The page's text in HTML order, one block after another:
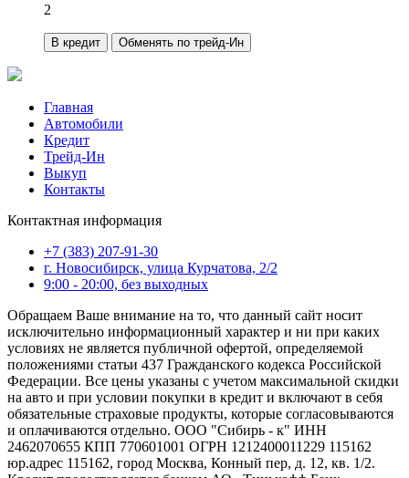
2
В кредит Обменять по трейд-Ин
Главная
Автомобили
Кредит
Трейд-Ин
Выкуп
Контакты
Контактная информация
+7 (383) 207-91-30
г. Новосибирск, улица Курчатова, 2/2
9:00 - 20:00, без выходных
Обращаем Ваше внимание на то, что данный сайт носит
исключительно информационный характер и ни при каких
условиях не является публичной офертой, определяемой
положениями статьи 437 Гражданского кодекса Российской
Федерации. Все цены указаны с учетом максимальной скидки
на авто и при условии покупки в кредит и включают в себя
обязательные страховые продукты, которые согласовываются
и оплачиваются отдельно. ООО "Сибирь - к" ИНН
2462070655 КПП 770601001 ОГРН 1212400011229 115162
юр.адрес 115162, город Москва, Конный пер, д. 12, кв. 1/2.